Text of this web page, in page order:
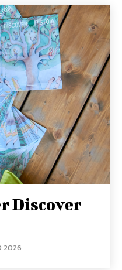
Discover
2026